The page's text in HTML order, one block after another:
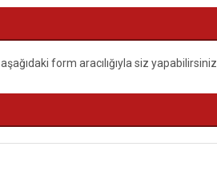
form aracılığıyla siz yapabilirsiniz.